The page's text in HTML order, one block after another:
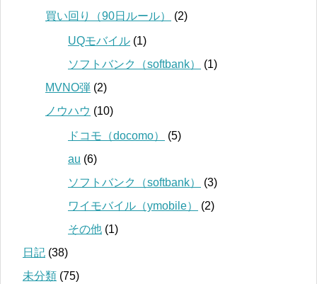
買い回り（90日ルール）
(2)
UQモバイル (1)
ソフトバンク（softbank）
(1)
MVNO弾 (2)
ノウハウ (10)
ドコモ（docomo）
(5)
au (6)
ソフトバンク（softbank）
(3)
ワイモバイル（ymobile）
(2)
その他 (1)
日記 (38)
未分類 (75)